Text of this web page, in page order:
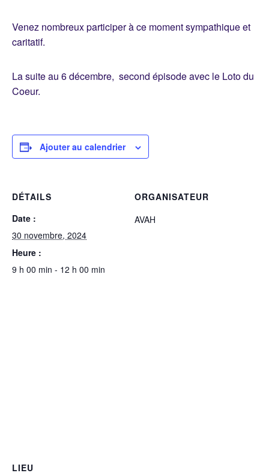
Venez nombreux participer à ce moment sympathique et
caritatif.
La suite au 6 décembre, second épisode avec le Loto du
Coeur.
Ajouter au calendrier
DÉTAILS
Date :
30 novembre, 2024
Heure :
9 h 00 min - 12 h 00 min
ORGANISATEUR
AVAH
LIEU